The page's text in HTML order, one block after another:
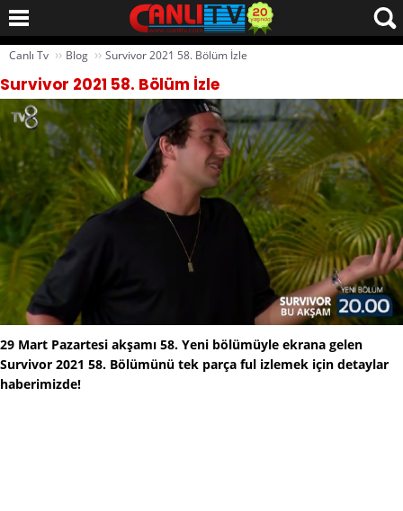
Canlı Tv ›› Blog ›› Survivor 2021 58. Bölüm İzle
Survivor 2021 58. Bölüm İzle
29 Mart Pazartesi akşamı 58. Yeni bölümüyle ekrana gelen
Survivor 2021 58. Bölümünü tek parça ful izlemek için detaylar
haberimizde!